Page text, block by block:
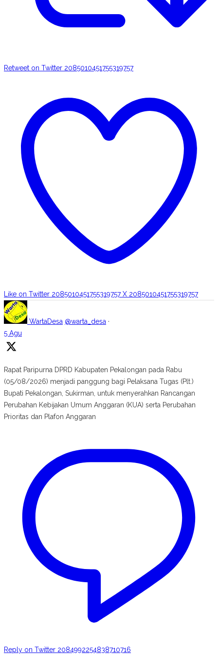
Retweet on Twitter 2085010451755319757
Like on Twitter 2085010451755319757 X 2085010451755319757
WartaDesa @warta_desa ·
5 Agu
Rapat Paripurna DPRD Kabupaten Pekalongan pada Rabu
(05/08/2026) menjadi panggung bagi Pelaksana Tugas (Plt.)
Bupati Pekalongan, Sukirman, untuk menyerahkan Rancangan
Perubahan Kebijakan Umum Anggaran (KUA) serta Perubahan
Prioritas dan Plafon Anggaran
Reply on Twitter 2084992254838710716